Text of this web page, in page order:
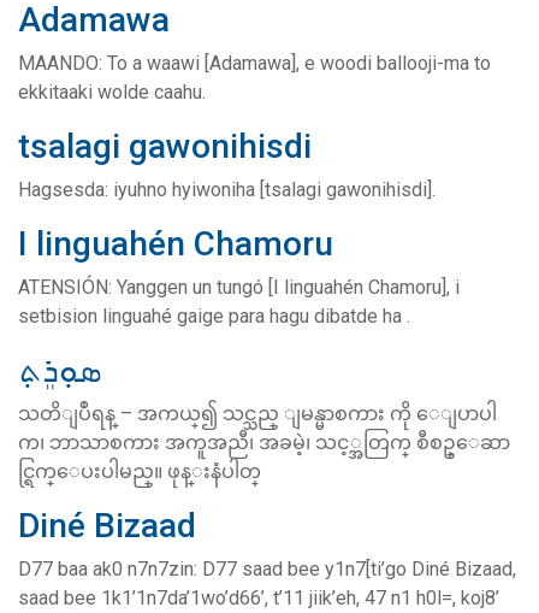
Adamawa
MAANDO: To a waawi [Adamawa], e woodi ballooji-ma to
ekkitaaki wolde caahu.
tsalagi gawonihisdi
Hagsesda: iyuhno hyiwoniha [tsalagi gawonihisdi].
I linguahén Chamoru
ATENSIÓN: Yanggen un tungó [I linguahén Chamoru], i
setbision linguahé gaige para hagu dibatde ha .
ܣܘܼܪܸܬ݂
သတိျပဳရန္ – အကယ္၍ သင္သည္ ျမန္မာစကား ကို ေျပာပါ
က၊ ဘာသာစကား အကူအညီ၊ အခမဲ့၊ သင့္အတြက္ စီစဥ္ေဆာ
င္ရြက္ေပးပါမည္။ ဖုန္းနံပါတ္
Diné Bizaad
D77 baa ak0 n7n7zin: D77 saad bee y1n7[ti’go Diné Bizaad,
saad bee 1k1’1n7da’1wo’d66’, t’11 jiik’eh, 47 n1 h0l=, koj8’